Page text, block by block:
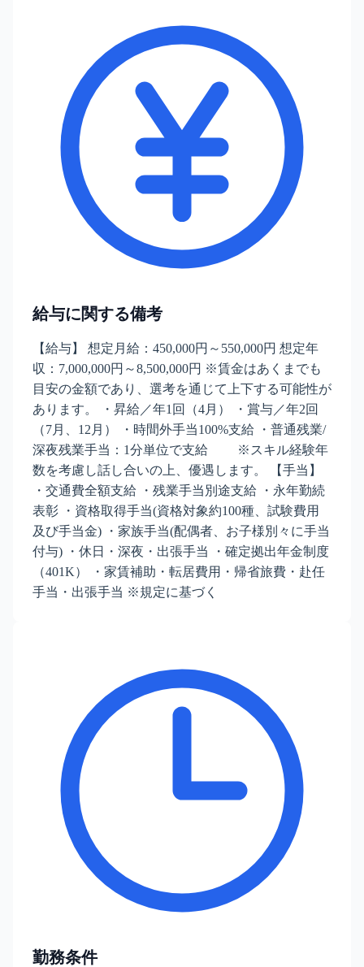
給与に関する備考
【給与】 想定月給：450,000円～550,000円 想定年
収：7,000,000円～8,500,000円 ※賃金はあくまでも
目安の金額であり、選考を通じて上下する可能性が
あります。 ・昇給／年1回（4月） ・賞与／年2回
（7月、12月） ・時間外手当100%支給 ・普通残業/
深夜残業手当：1分単位で支給 ※スキル経験年
数を考慮し話し合いの上、優遇します。 【手当】
・交通費全額支給 ・残業手当別途支給 ・永年勤続
表彰 ・資格取得手当(資格対象約100種、試験費用
及び手当金) ・家族手当(配偶者、お子様別々に手当
付与) ・休日・深夜・出張手当 ・確定拠出年金制度
（401K） ・家賃補助・転居費用・帰省旅費・赴任
手当・出張手当 ※規定に基づく
勤務条件